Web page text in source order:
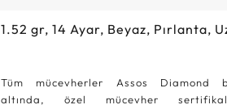
1.52gr,14Ayar, Beyaz, Pırlanta,
Tüm mücevherler Assos Diamond
altında, özel mücevher